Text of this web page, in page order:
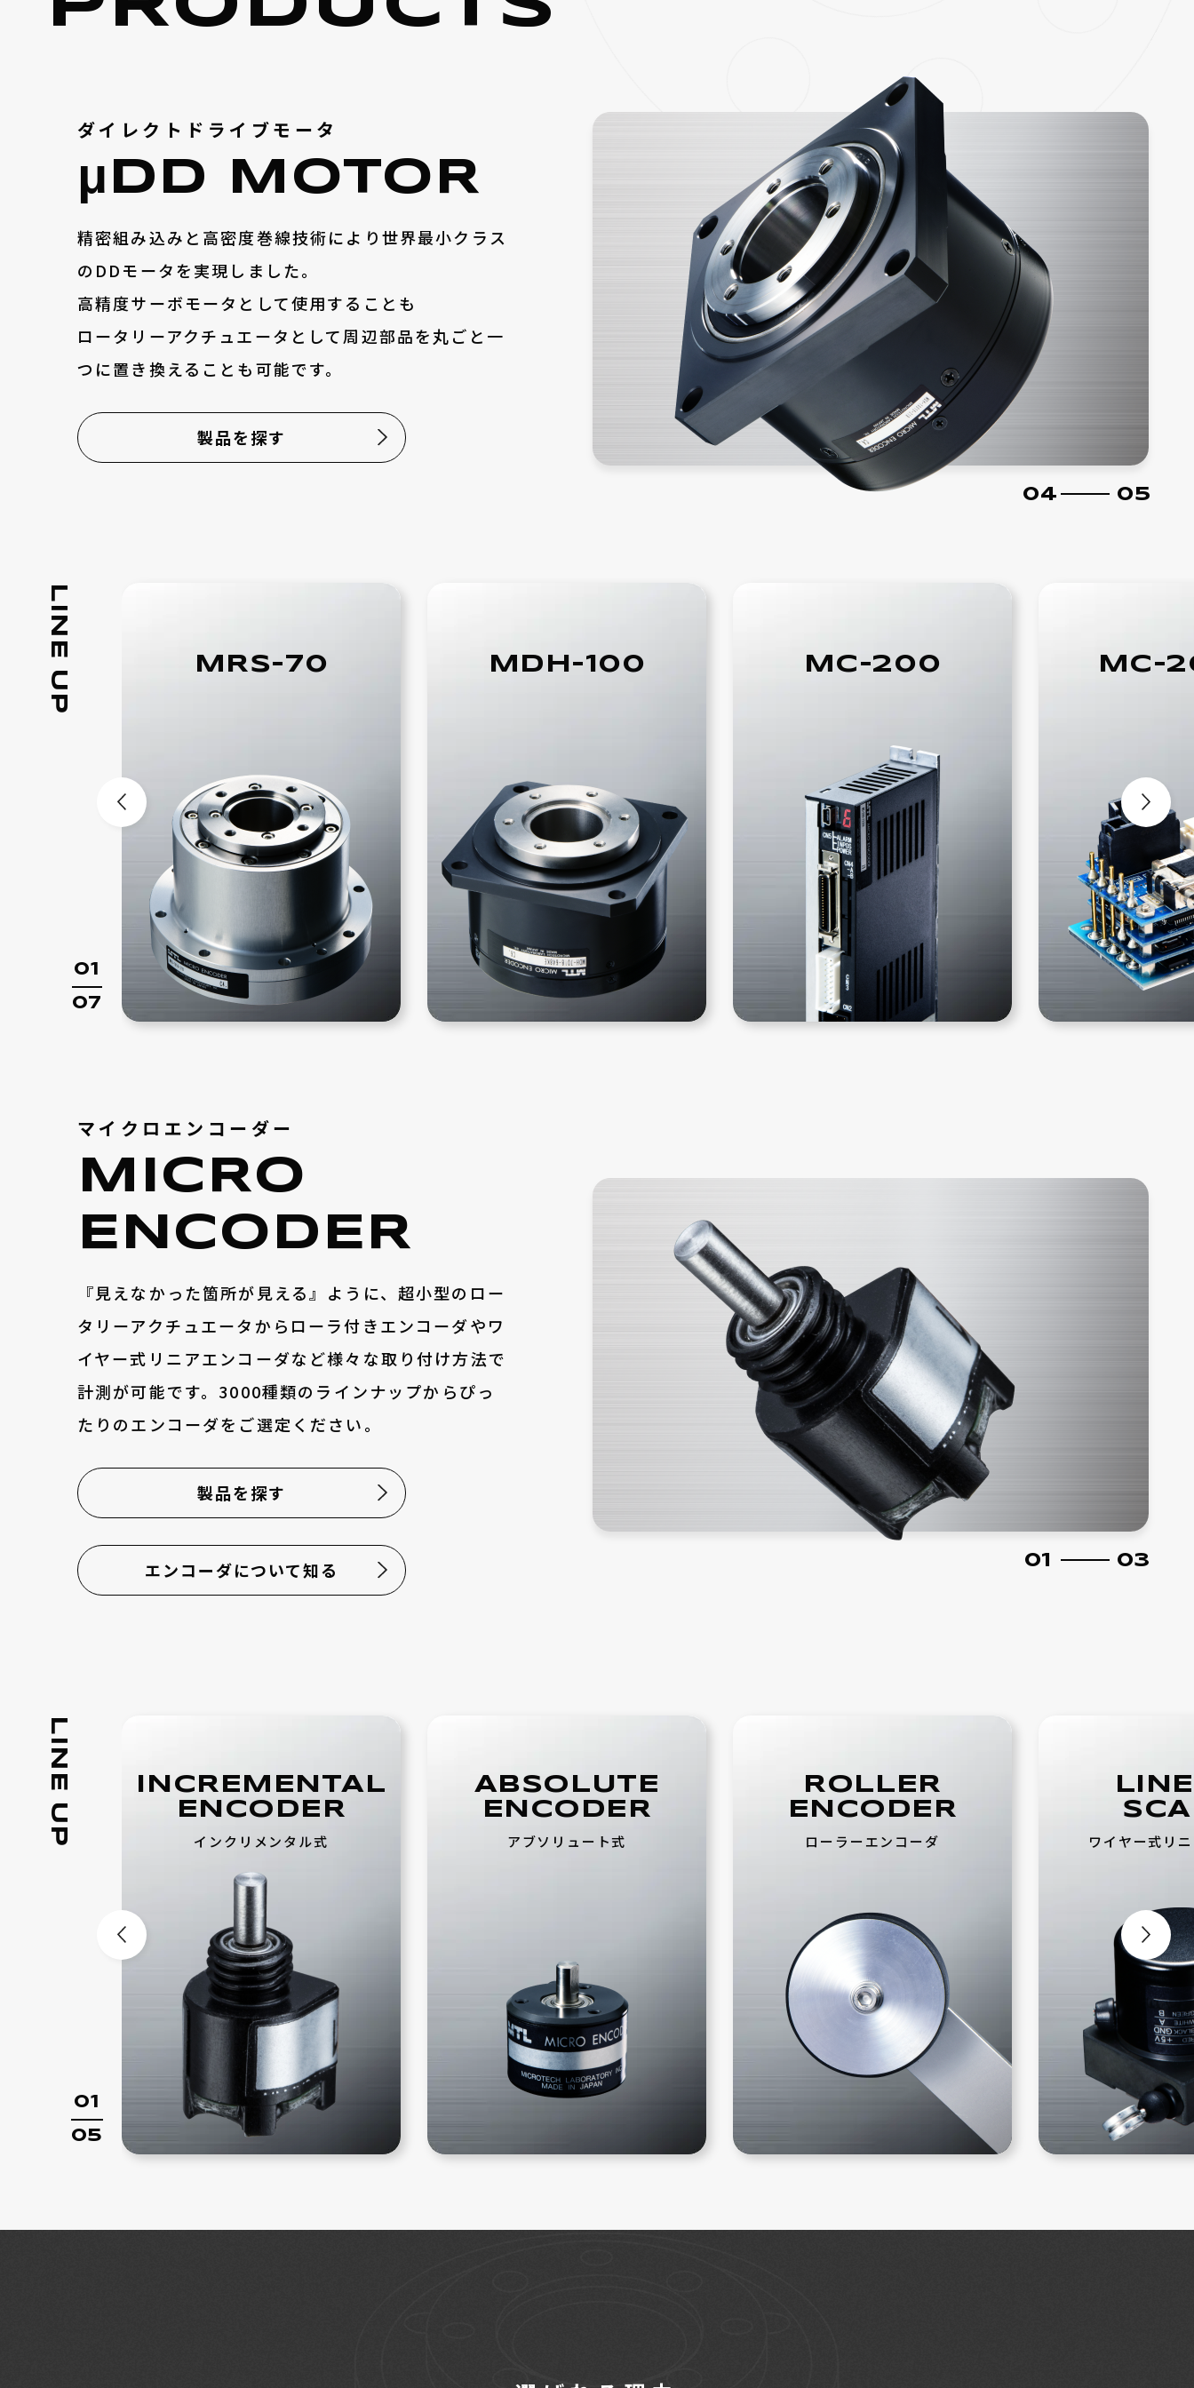
企業情報
選ばれる理由
μDDモータ
採用事例
ニュース
インタビュー
お電話でのお問い合わせ 042-746-0123
ダイレクトドライブモータ
μDD MOTOR
精密組み込みと高密度巻線技術により世界最小クラス
の DDモータを実現しました。
高精度サーボモータとして使用することも
ロータリーアクチュエータ として周辺部品を丸ごと一
つに置き換える ことも可能です。
製品を探す
05 05
LINE UP
01
07
MRS-70 MDH-100 MC-200 MC-
マイクロエンコーダー
MICRO
ENCODER
『見えなかった箇所が見える』ように、超小型のロー
タリーアクチュエータからローラ付きエンコーダやワ
イヤー式リニアエンコーダなど様々な取り付け方法で
計測が可能です。3000種類のラインナップからぴっ
たりのエンコーダをご選定ください。
製品を探す
エンコーダについて知る 02 03
LINE UP
01
05
INCREMENTAL
ENCODER
インクリメンタル式
ABSOLUTE
ENCODER
アブソリュート式
ROLLER
ENCODER
ローラーエンコーダ ワイヤー式 リ